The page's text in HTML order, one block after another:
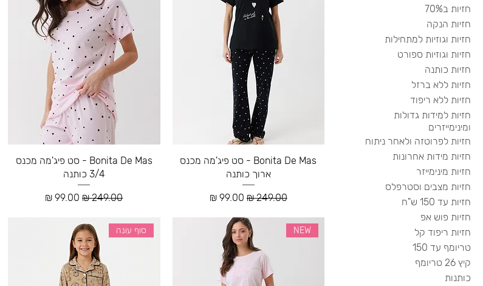
חזיות ב70%
חזיות הנקה
חזיות וגוזיות למתחילות
חזיות וגוזיות ספורט
חזיות כותנה
חזיות ללא ברזל
חזיות ללא ריפוד
חזיות למידות גדולות
ומינימייזרים
חזיות לפרוטזה ולאחר ניתוח
חזיות מידות אחרונות
חזיות מינימייזר
חזיות מצבים וסטרפלס
חזיות עד 150 ש"ח
חזיות פוש אפ
חזיות ריפוד קל
טריומף עד 150
קיץ 26 טריומף
כותנות
Bonita De Mas - סט פיג'מה מכנס
ארוך כותנה
מחיר רגיל‏249.00 ‏₪ מחיר מבצע
Bonita De Mas - סט פיג'מה מכנס
3/4 כותנה
מחיר רגיל‏249.00 ‏₪ מחיר מבצע
NEW סוף עונה